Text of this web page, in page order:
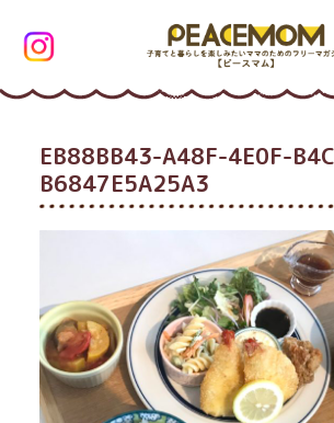
EB88BB43-A48F-4E0F-
B6847E5A25A3